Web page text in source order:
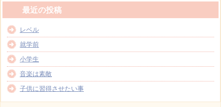
最近の投稿
レベル
就学前
小学生
音楽は素敵
子供に習得させたい事